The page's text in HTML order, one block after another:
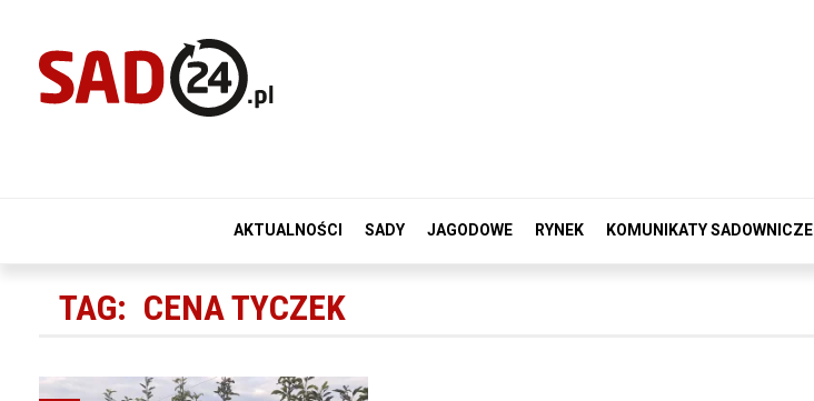
AKTUALNOŚCI SADY JAGODOWE RYNEK KOMUNIKATY SADOWNICZE
TAG: CENA TYCZEK